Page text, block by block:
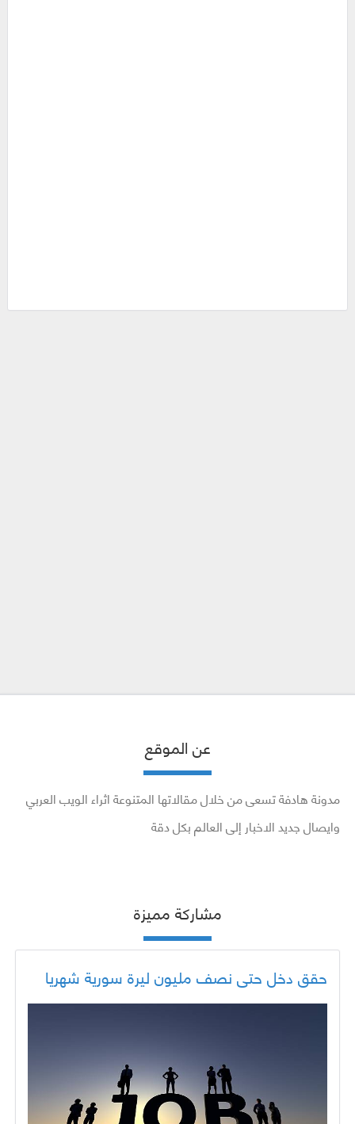
عن الموقع
مدونة هادفة تسعى من خلال مقالاتها المتنوعة اثراء الويب العربي
وايصال جديد الاخبار إلى العالم بكل دقة
مشاركة مميزة
حقق دخل حتى نصف مليون ليرة سورية شهريا